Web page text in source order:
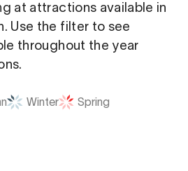
at attractions available in
Use the filter to see
throughout the year
Winter Spring